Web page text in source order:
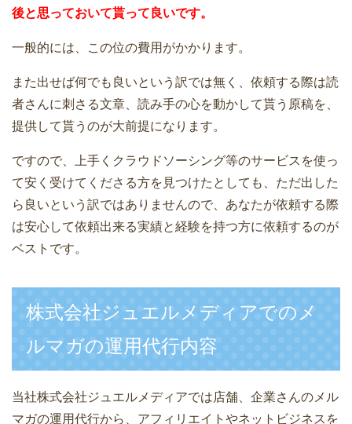
後と思っておいて貰って良いです。
一般的には、この位の費用がかかります。
また出せば何でも良いという訳では無く、依頼する際は読
者さんに刺さる文章、読み手の心を動かして貰う原稿を、
提供して貰うのが大前提になります。
ですので、上手くクラウドソーシング等のサービスを使っ
て安く受けてくださる方を見つけたとしても、ただ出した
ら良いという訳ではありませんので、あなたが依頼する際
は安心して依頼出来る実績と経験を持つ方に依頼するのが
ベストです。
株式会社ジュエルメディアでのメ
ルマガの運用代行内容
当社株式会社ジュエルメディアでは店舗、企業さんのメル
マガの運用代行から、アフィリエイトやネットビジネスを